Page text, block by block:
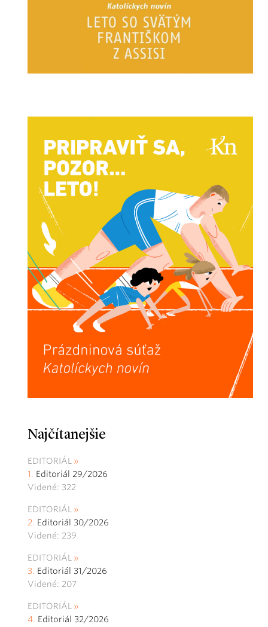
Najčítanejšie
EDITORIÁL
Editoriál 29/2026
Videné: 322
EDITORIÁL
Editoriál 30/2026
Videné: 239
EDITORIÁL
Editoriál 31/2026
Videné: 207
EDITORIÁL
Editoriál 32/2026